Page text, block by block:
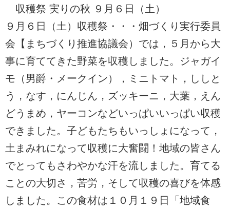
収穫祭 実りの秋 ９月６日（土）
９月６日（土）収穫祭・・・畑づくり実行委員
会【まちづくり推進協議会）では，５月から大
事に育ててきた野菜を収穫しました。ジャガイ
モ（男爵・メークイン），ミニトマト，ししと
う，なす，にんじん，ズッキーニ，大葉，えん
どうまめ，ヤーコンなどいっぱいいっぱい収穫
できました。子どもたちもいっしょになって，
土まみれになって収穫に大奮闘！地域の皆さん
でとってもさわやかな汗を流しました。育てる
ことの大切さ，苦労，そして収穫の喜びを体感
しました。この食材は１０月１９日「地域食